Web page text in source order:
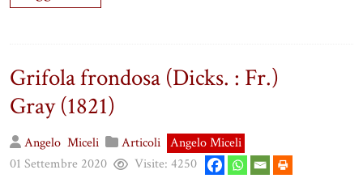
Grifola frondosa (Dicks. : Fr.)
Gray (1821)
Angelo Miceli Articoli Angelo Miceli
01 Settembre 2020
Visite: 4250